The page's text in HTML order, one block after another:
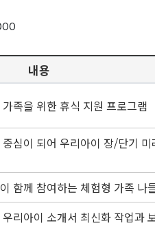
내용
족을 위한 휴식 지원 프로그램
심이 되어 우리아이 장/단기 미
함께 참여하는 체험형 가족 나
리아이 소개서 최신화 작업과